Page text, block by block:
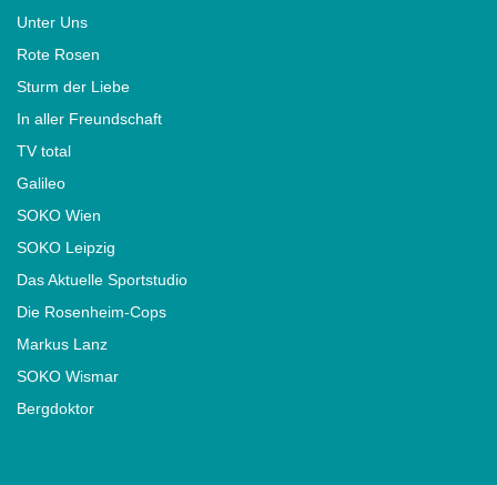
Unter Uns
Rote Rosen
Sturm der Liebe
In aller Freundschaft
TV total
Galileo
SOKO Wien
SOKO Leipzig
Das Aktuelle Sportstudio
Die Rosenheim-Cops
Markus Lanz
SOKO Wismar
Bergdoktor